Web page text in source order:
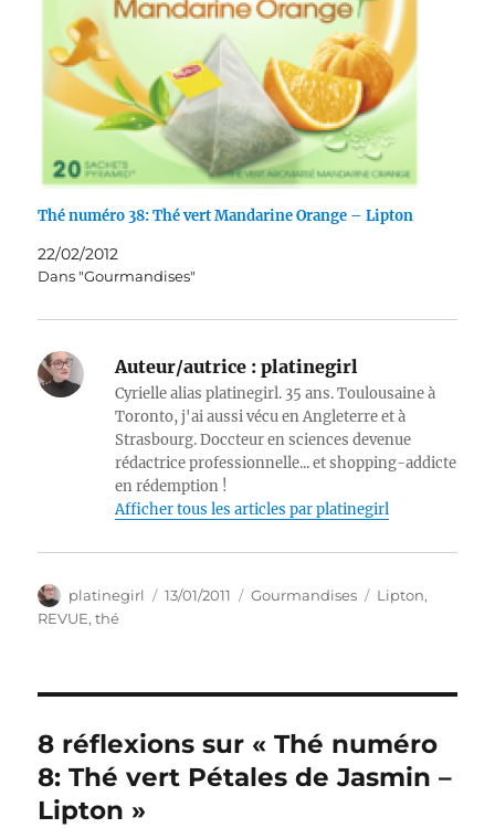
Thé numéro 38: Thé vert Mandarine Orange – Lipton
22/02/2012
Dans "Gourmandises"
Auteur/autrice : platinegirl
Cyrielle alias platinegirl. 35 ans. Toulousaine à
Toronto, j'ai aussi vécu en Angleterre et à
Strasbourg. Doccteur en sciences devenue
rédactrice professionnelle... et shopping-addicte
en rédemption !
Afficher tous les articles par platinegirl
Auteur
platinegirl
Publié
13/01/2011 Catégories
Gourmandises Étiquettes
Lipton,
REVUE,thé
8 réflexions sur « Thé numéro
8: Thé vert Pétales de Jasmin –
Lipton »